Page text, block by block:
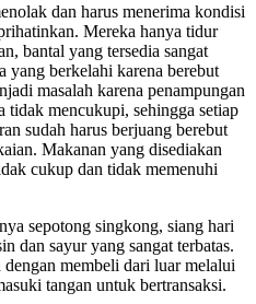
dan harus menerima kondisi
Mereka hanya tidur
bantal yang tersedia sangat
yang berkelahi karena berebut
masalah karena penampungan
tidak mencukupi, sehingga setiap
sudah harus berjuang berebut
Makanan yang disediakan
cukup dan tidak memenuhi
sepotong singkong, siang hari
dan sayur yang sangat terbatas.
membeli dari luar melalui
tangan untuk bertransaksi.